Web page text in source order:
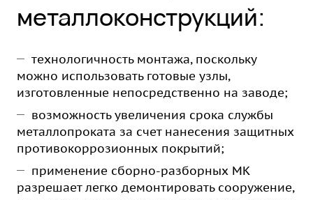
металлоконструкций:
технологичность монтажа, поскольку
можно использовать готовые узлы,
изготовленные непосредственно на заводе;
возможность увеличения срока службы
металлопроката за счет нанесения защитных
противокоррозионных покрытий;
применение сборно-разборных МК
разрешает легко демонтировать сооружение,